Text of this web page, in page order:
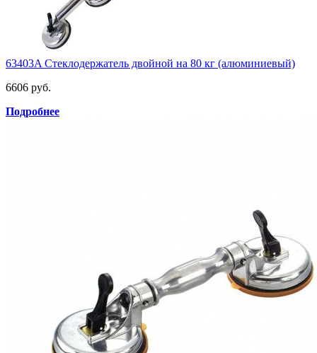
63403A Стеклодержатель двойной на 80 кг (алюминиевый)
6606 руб.
Подробнее